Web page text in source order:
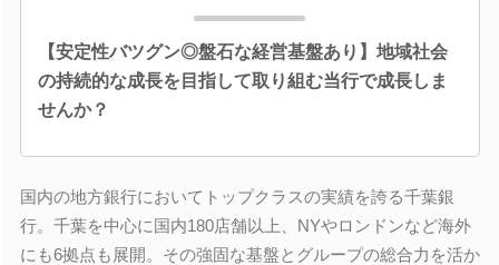
【安定性バツグン◎盤石な経営基盤あり】地域社会
の持続的な成長を目指して取り組む当行で成長しま
せんか？
国内の地方銀行においてトップクラスの実績を誇る千葉銀
行。千葉を中心に国内180店舗以上、NYやロンドンなど海外
にも6拠点も展開。その強固な基盤とグループの総合力を活か